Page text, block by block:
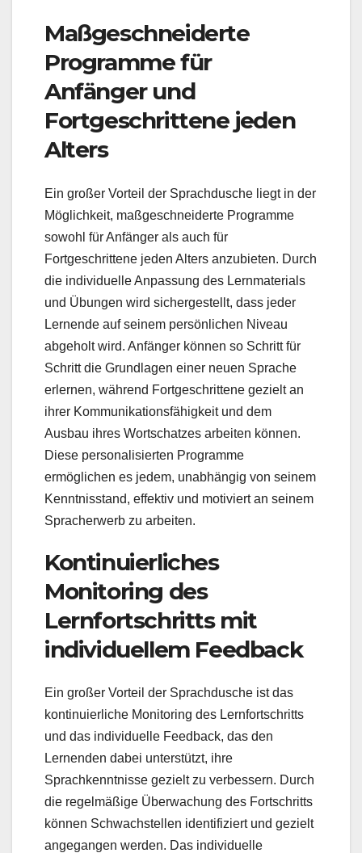
Maßgeschneiderte
Programme für
Anfänger und
Fortgeschrittene jeden
Alters
Ein großer Vorteil der Sprachdusche liegt in der
Möglichkeit, maßgeschneiderte Programme
sowohl für Anfänger als auch für
Fortgeschrittene jeden Alters anzubieten. Durch
die individuelle Anpassung des Lernmaterials
und Übungen wird sichergestellt, dass jeder
Lernende auf seinem persönlichen Niveau
abgeholt wird. Anfänger können so Schritt für
Schritt die Grundlagen einer neuen Sprache
erlernen, während Fortgeschrittene gezielt an
ihrer Kommunikationsfähigkeit und dem
Ausbau ihres Wortschatzes arbeiten können.
Diese personalisierten Programme
ermöglichen es jedem, unabhängig von seinem
Kenntnisstand, effektiv und motiviert an seinem
Spracherwerb zu arbeiten.
Kontinuierliches
Monitoring des
Lernfortschritts mit
individuellem Feedback
Ein großer Vorteil der Sprachdusche ist das
kontinuierliche Monitoring des Lernfortschritts
und das individuelle Feedback, das den
Lernenden dabei unterstützt, ihre
Sprachkenntnisse gezielt zu verbessern. Durch
die regelmäßige Überwachung des Fortschritts
können Schwachstellen identifiziert und gezielt
angegangen werden. Das individuelle